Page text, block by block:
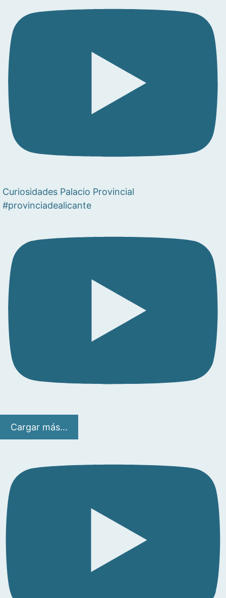
Curiosidades Palacio Provincial
#provinciadealicante
Cargar más...